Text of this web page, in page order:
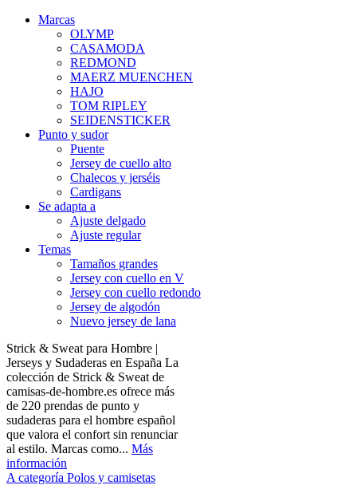
Marcas
OLYMP
CASAMODA
REDMOND
MAERZ MUENCHEN
HAJO
TOM RIPLEY
SEIDENSTICKER
Punto y sudor
Puente
Jersey de cuello alto
Chalecos y jerséis
Cardigans
Se adapta a
Ajuste delgado
Ajuste regular
Temas
Tamaños grandes
Jersey con cuello en V
Jersey con cuello redondo
Jersey de algodón
Nuevo jersey de lana
Strick & Sweat para Hombre |
Jerseys y Sudaderas en España La
colección de Strick & Sweat de
camisas-de-hombre.es ofrece más
de 220 prendas de punto y
sudaderas para el hombre español
que valora el confort sin renunciar
al estilo. Marcas como... Más
información
A categoría Polos y camisetas